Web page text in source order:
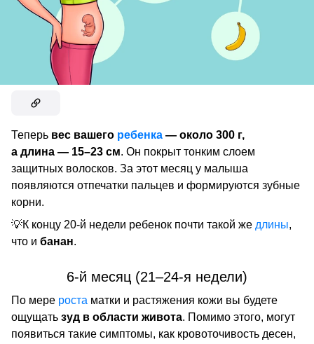
Теперь вес вашего ребенка — около 300 г,
а длина — 15–23 см. Он покрыт тонким слоем
защитных волосков. За этот месяц у малыша
появляются отпечатки пальцев и формируются зубные
корни.
💡К концу 20-й недели ребенок почти такой же длины,
что и банан.
6-й месяц (21–24-я недели)
По мере роста матки и растяжения кожи вы будете
ощущать зуд в области живота. Помимо этого, могут
появиться такие симптомы, как кровоточивость десен,